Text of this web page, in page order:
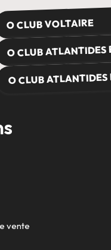
vente
O CLUB VOLTAIRE
O CLUB ATLANTIDES
O CLUB